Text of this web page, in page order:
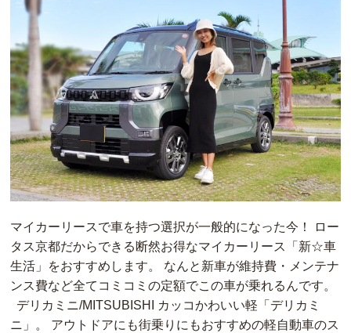
マイカーリースで車を持つ選択が一般的になった今！ ロー
タス京都だからできる断然お得なマイカーリース「新☆車
生活」をおすすめします。 なんと新車が維持費・メンテナ
ンス費など全てコミコミの定額でこの車が乗れるんです。
デリカミニ/MITSUBISHI カッコかわいい軽「デリカミ
ニ」。 アウトドアにも街乗りにもおすすめの軽自動車のス